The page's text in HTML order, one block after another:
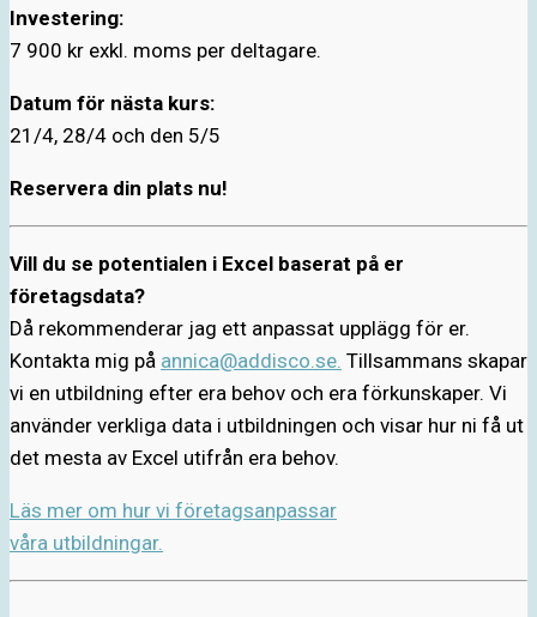
Investering:
7 900 kr exkl. moms per deltagare.
Datum för nästa kurs:
21/4, 28/4 och den 5/5
Reservera din plats nu!
Vill du se potentialen i Excel baserat på er
företagsdata?
Då rekommenderar jag ett anpassat upplägg för er.
Kontakta mig på annica@addisco.se. Tillsammans skapar
vi en utbildning efter era behov och era förkunskaper. Vi
använder verkliga data i utbildningen och visar hur ni få ut
det mesta av Excel utifrån era behov.
Läs mer om hur vi företagsanpassar
våra utbildningar.